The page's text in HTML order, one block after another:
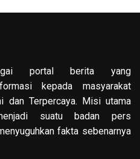
portal berita yang
kepada masyarakat
dan Terpercaya. Misi utama
suatu badan pers
fakta sebenarnya